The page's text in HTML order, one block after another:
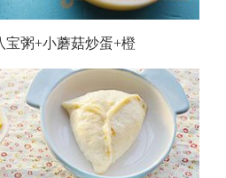
宝粥+小蘑菇炒蛋+橙